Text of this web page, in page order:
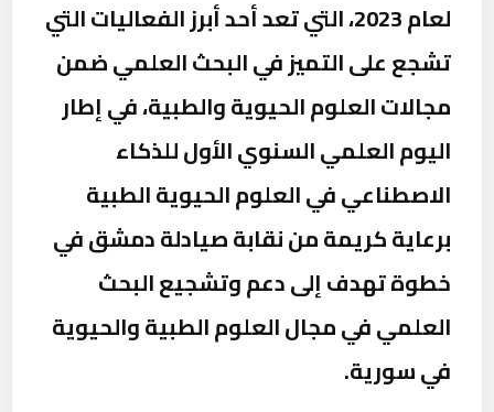
لعام 2023، التي تعد أحد أبرز الفعاليات التي
تشجع على التميز في البحث العلمي ضمن
مجالات العلوم الحيوية والطبية، في إطار
اليوم العلمي السنوي الأول للذكاء
الاصطناعي في العلوم الحيوية الطبية
برعاية كريمة من نقابة صيادلة دمشق في
خطوة تهدف إلى دعم وتشجيع البحث
العلمي في مجال العلوم الطبية والحيوية
في سورية.